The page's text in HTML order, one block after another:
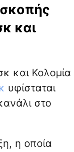
και
και Κολομία
υφίσταται
στο
η οποία